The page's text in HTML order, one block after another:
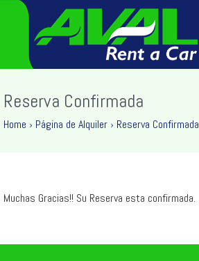
Reserva Confirmada
Home › Página de Alquiler › Reserva Confirmada
Muchas Gracias!! Su Reserva esta confirmada.